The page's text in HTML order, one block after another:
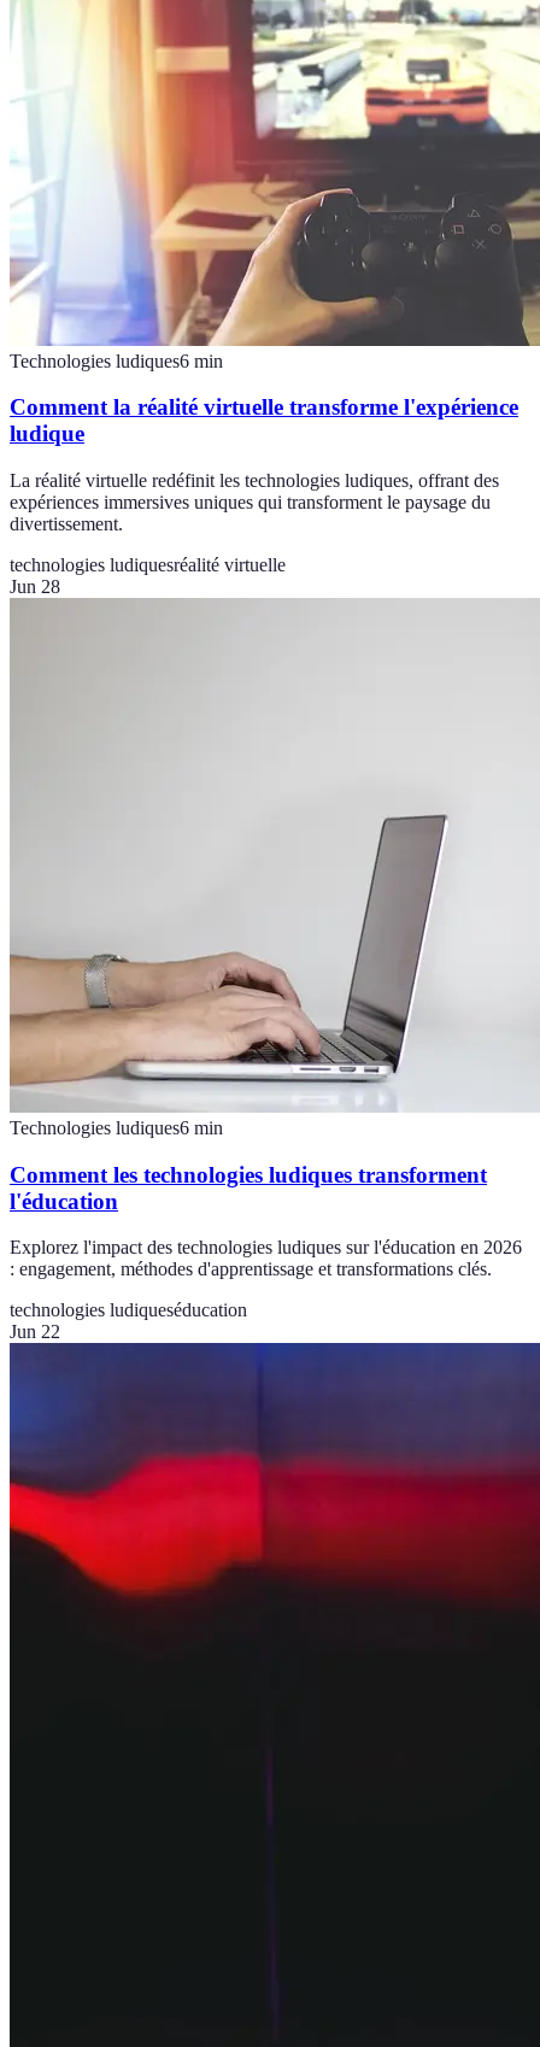
Technologies ludiques6 min
Comment la réalité virtuelle transforme l'expérience
ludique
La réalité virtuelle redéfinit les technologies ludiques, offrant des
expériences immersives uniques qui transforment le paysage du
divertissement.
technologies ludiquesréalité virtuelle
Jun 28
Technologies ludiques6 min
Comment les technologies ludiques transforment
l'éducation
Explorez l'impact des technologies ludiques sur l'éducation en 2026
: engagement, méthodes d'apprentissage et transformations clés.
technologies ludiqueséducation
Jun 22